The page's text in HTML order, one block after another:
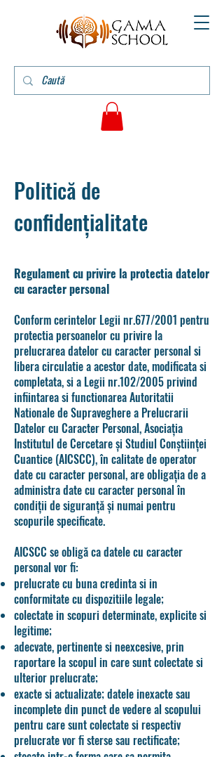
Politică de
confidențialitate
Regulament cu privire la protectia datelor
cu caracter personal
Conform cerintelor Legii nr.677/2001 pentru
protectia persoanelor cu privire la
prelucrarea datelor cu caracter personal si
libera circulatie a acestor date, modificata si
completata, si a Legii nr.102/2005 privind
infiintarea si functionarea Autoritatii
Nationale de Supraveghere a Prelucrarii
Datelor cu Caracter Personal, Asociația
Institutul de Cercetare și Studiul Conștiinței
Cuantice (AICSCC), în calitate de operator
date cu caracter personal, are obligația de a
administra date cu caracter personal în
condiții de siguranță și numai pentru
scopurile specificate.
AICSCC se obligă ca datele cu caracter
personal vor fi:
prelucrate cu buna credinta si in
conformitate cu dispozitiile legale;
colectate in scopuri determinate, explicite si
legitime;
adecvate, pertinente si neexcesive, prin
raportare la scopul in care sunt colectate si
ulterior prelucrate;
exacte si actualizate; datele inexacte sau
incomplete din punct de vedere al scopului
pentru care sunt colectate si respectiv
prelucrate vor fi sterse sau rectificate;